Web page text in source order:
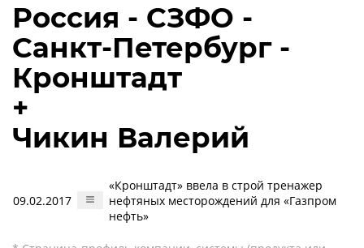
Россия - СЗФО -
Санкт-Петербург -
Кронштадт
+
Чикин Валерий
09.02.2017
«Кронштадт» ввела в строй тренажер
нефтяных месторождений для «Газпром
нефть»